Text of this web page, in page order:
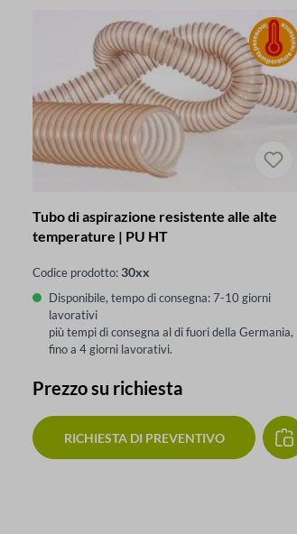
Tubo di aspirazione resistente alle alte
temperature | PU HT
Codice prodotto:30xx
Disponibile, tempo di consegna: 7-10 giorni
lavorativi
più tempi di consegna al di fuori della Germania,
fino a 4 giorni lavorativi.
Prezzo su richiesta
RICHIESTA DI PREVENTIVO